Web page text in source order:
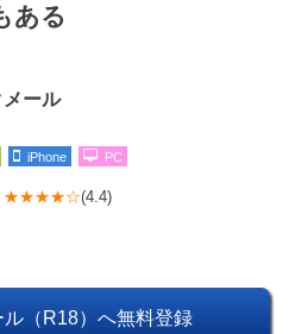
ある
メール
iPhone PC
★★★★☆(4.4)
ル（R18）へ無料登録